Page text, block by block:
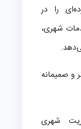
را در
شهری،
و صمیمانه
شهری